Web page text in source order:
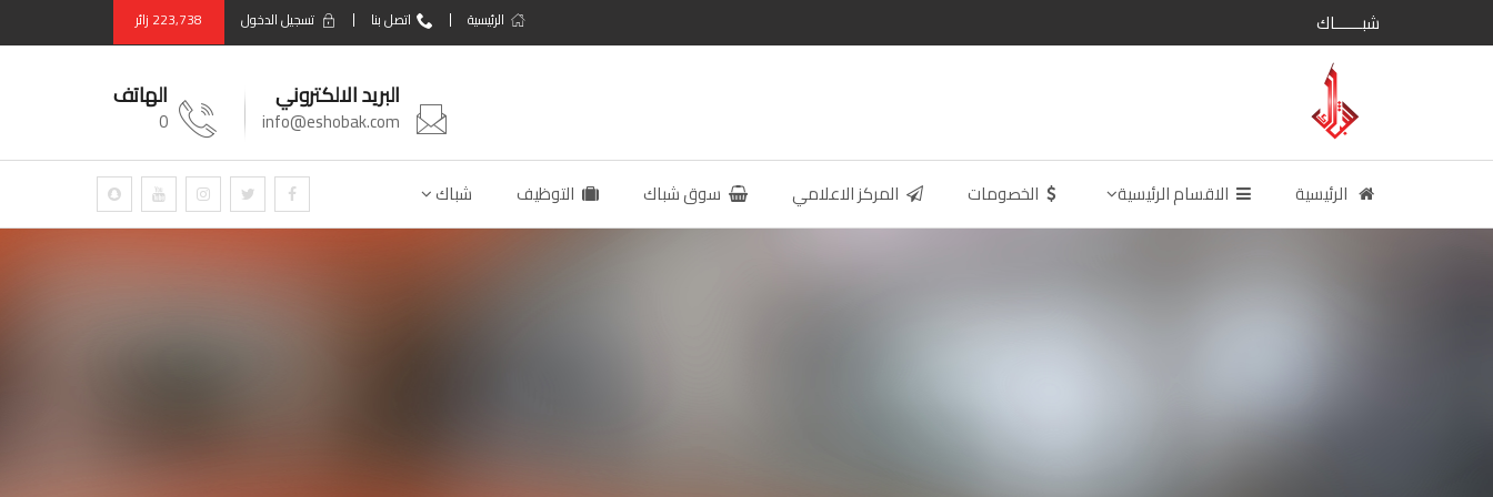
شبــــــاك الرئيسية اتصل بنا تسجيل الدخول 223,738 زائر
الهاتف
0
البريد الالكتروني
info@eshobak.com
الرئيسية الاقسام الرئيسية الخصومات المركز الاعلامي سوق شباك التوظيف شباك